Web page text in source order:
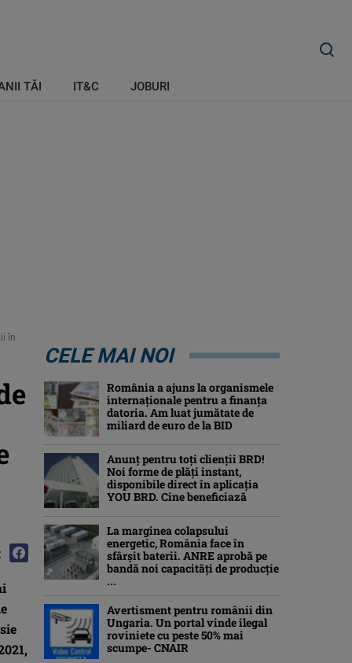
TĂI IT&C JOBURI
în
CELE MAI NOI
România a ajuns la organismele
internaționale pentru a finanța
datoria. Am luat jumătate de
miliard de euro de la BID
Anunț pentru toți clienții BRD!
Noi forme de plăți instant,
disponibile direct în aplicația
YOU BRD. Cine beneficiază
La marginea colapsului
energetic, România face în
sfârșit baterii. ANRE aprobă pe
bandă noi capacități de producție
...
Avertisment pentru românii din
Ungaria. Un portal vinde ilegal
roviniete cu peste 50% mai
scumpe- CNAIR